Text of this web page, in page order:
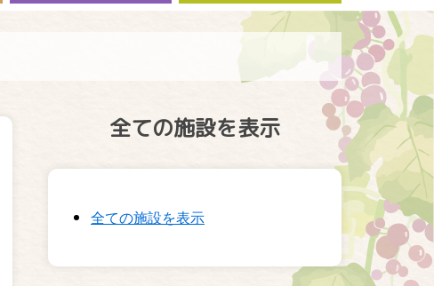
全ての施設を表示
全ての施設を表示